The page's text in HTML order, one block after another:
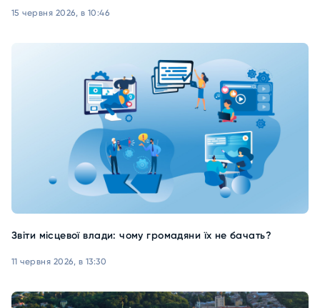
15 червня 2026, в 10:46
Звіти місцевої влади: чому громадяни їх не бачать?
11 червня 2026, в 13:30